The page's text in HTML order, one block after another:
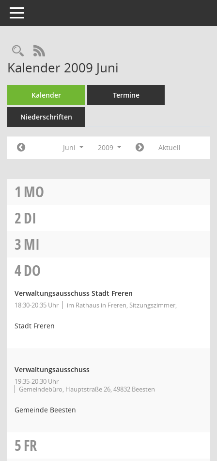
Toggle navigation
Rechercheauswahl
RSS-Feed
Kalender 2009 Juni
Kalender Termine
Niederschriften
Juni 2009 Aktuell
1 MO
2DI
3MI
4DO
Verwaltungsausschuss Stadt Freren
18:30-20:35 Uhr im Rathaus in Freren, Sitzungszimmer,
Stadt Freren
Verwaltungsausschuss
19:35-20:30 Uhr
Gemeindebüro, Hauptstraße 26, 49832 Beesten
Gemeinde Beesten
5FR